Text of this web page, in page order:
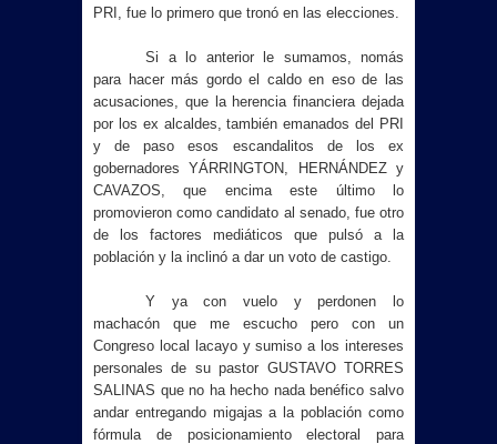
PRI, fue lo primero que tronó en las elecciones.
Si a lo anterior le sumamos, nomás
para hacer más gordo el caldo en eso de las
acusaciones, que la herencia financiera dejada
por los ex alcaldes, también emanados del PRI
y de paso esos escandalitos de los ex
gobernadores YÁRRINGTON, HERNÁNDEZ y
CAVAZOS, que encima este último lo
promovieron como candidato al senado, fue otro
de los factores mediáticos que pulsó a la
población y la inclinó a dar un voto de castigo.
Y ya con vuelo y perdonen lo
machacón que me escucho pero con un
Congreso local lacayo y sumiso a los intereses
personales de su pastor GUSTAVO TORRES
SALINAS que no ha hecho nada benéfico salvo
andar entregando migajas a la población como
fórmula de posicionamiento electoral para